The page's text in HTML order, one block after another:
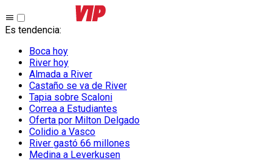
Es tendencia:
Boca hoy
River hoy
Almada a River
Castaño se va de River
Tapia sobre Scaloni
Correa a Estudiantes
Oferta por Milton Delgado
Colidio a Vasco
River gastó 66 millones
Medina a Leverkusen